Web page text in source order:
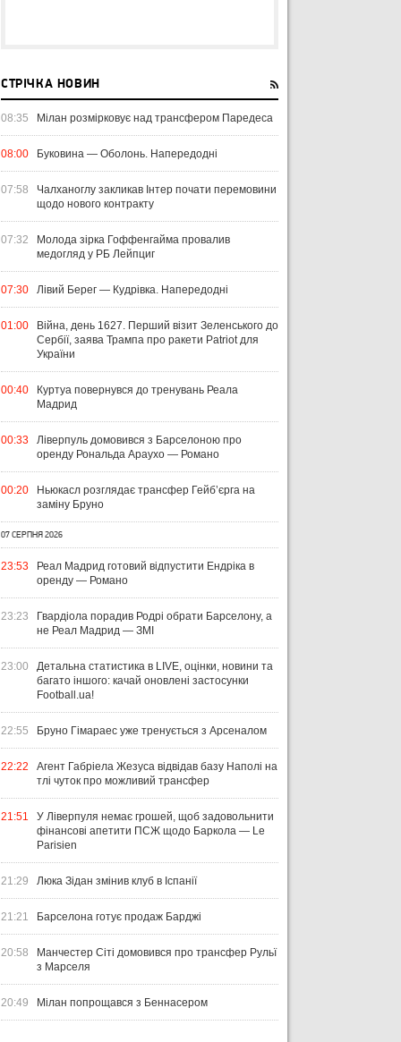
СТРІЧКА НОВИН
08:35 Мілан розмірковує над трансфером Паредеса
08:00 Буковина — Оболонь. Напередодні
07:58
Чалханоглу закликав Інтер почати перемовини
щодо нового контракту
07:32
Молода зірка Гоффенгайма провалив
медогляд у РБ Лейпциг
07:30 Лівий Берег — Кудрівка. Напередодні
01:00
Війна, день 1627. Перший візит Зеленського до
Сербії, заява Трампа про ракети Patriot для
України
00:40
Куртуа повернувся до тренувань Реала
Мадрид
00:33
Ліверпуль домовився з Барселоною про
оренду Рональда Араухо — Романо
00:20
Ньюкасл розглядає трансфер Гейб’єрга на
заміну Бруно
07 СЕРПНЯ 2026
23:53
Реал Мадрид готовий відпустити Ендріка в
оренду — Романо
23:23
Гвардіола порадив Родрі обрати Барселону, а
не Реал Мадрид — ЗМІ
23:00
Детальна статистика в LIVE, оцінки, новини та
багато іншого: качай оновлені застосунки
Football.ua!
22:55 Бруно Гімараес уже тренується з Арсеналом
22:22
Агент Габріела Жезуса відвідав базу Наполі на
тлі чуток про можливий трансфер
21:51
У Ліверпуля немає грошей, щоб задовольнити
фінансові апетити ПСЖ щодо Баркола — Le
Parisien
21:29 Люка Зідан змінив клуб в Іспанії
21:21 Барселона готує продаж Барджі
20:58
Манчестер Сіті домовився про трансфер Рульї
з Марселя
20:49 Мілан попрощався з Беннасером